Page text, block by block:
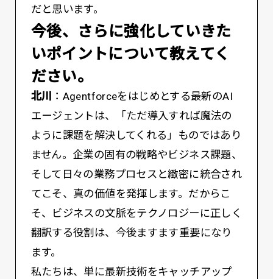
だと思います。
――今後、さらに強化していきた
いポイントについて教えてく
ださい。
北川
：Agentforceをはじめとする最新のAI
エージェントは、「ただ導入すれば魔法の
ように課題を解決してくれる」ものではあり
ません。企業の固有の戦略やビジネス課題、
そして日々の業務プロセスと緻密に統合され
てこそ、真の価値を発揮します。だからこ
そ、ビジネスの文脈をテクノロジーに正しく
翻訳する役割は、今後ますます重要になり
ます。
私たちは、単に最新技術をキャッチアップ